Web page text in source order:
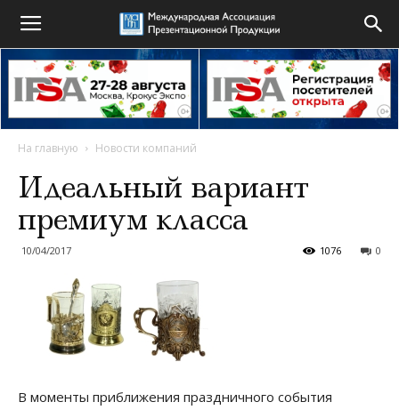
На главную Новости компаний
Идеальный вариант
премиум класса
10/04/2017 0
1076
В моменты приближения праздничного события